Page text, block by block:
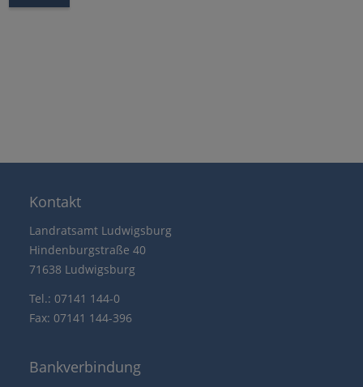
Kontakt
Landratsamt Ludwigsburg
Hindenburgstraße 40
71638 Ludwigsburg
Tel.: 07141 144-0
Fax: 07141 144-396
Bankverbindung